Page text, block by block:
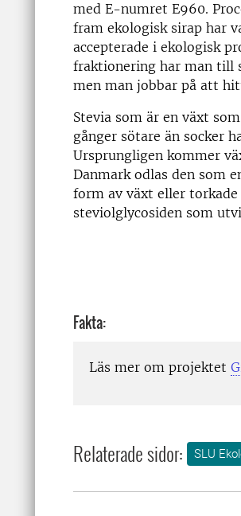
med E-numret E960.
fram ekologisk sirap har
accepterade i ekologisk
fraktionering har man till
men man jobbar på att
Stevia som är en växt
gånger sötare än socker
Ursprungligen kommer
Danmark odlas den som
form av växt eller
steviolglycosiden som
Fakta:
Läs mer om projektet
Relaterade sidor: SLU